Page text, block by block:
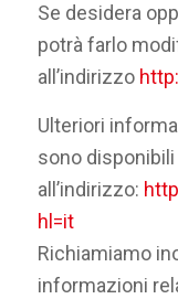
Se desidera
potrà farlo
all’indirizzo
Ulteriori
sono disponibili
all’indirizzo:
hl=it
Richiamiamo
informazioni